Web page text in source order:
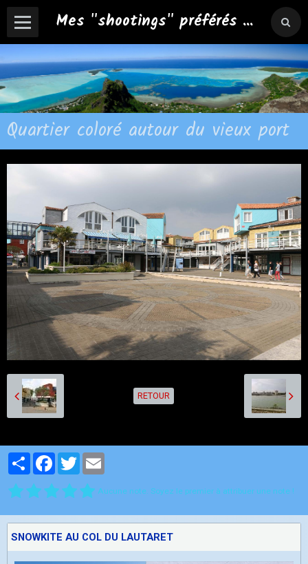
Mes "shootings" préférés ...
Quartier coloré autour du vieux port
RETOUR
PartagerFacebook
Twitter
Aucune note. Soyez le premier à attribuer une note !
SNOWKITE AU COL DU LAUTARET